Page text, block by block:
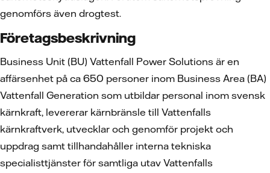
genomförs även drogtest.
Företagsbeskrivning
Business Unit (BU) Vattenfall Power Solutions är en
affärsenhet på ca 650 personer inom Business Area (BA)
Vattenfall Generation som utbildar personal inom svensk
kärnkraft, levererar kärnbränsle till Vattenfalls
kärnkraftverk, utvecklar och genomför projekt och
uppdrag samt tillhandahåller interna tekniska
specialisttjänster för samtliga utav Vattenfalls